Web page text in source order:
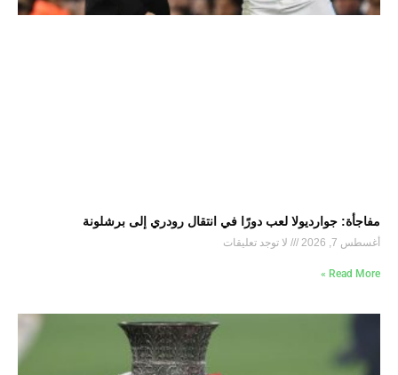
مفاجأة: جوارديولا لعب دورًا في انتقال رودري إلى برشلونة
أغسطس 7, 2026 لا توجد تعليقات
Read More »